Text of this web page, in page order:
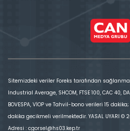
Sitemizdeki veriler Foreks tarafından
Industrial Average, SHCOM, FTSE 100, CAC 40,
BOVESPA, VİOP ve Tahvil-bono verileri 15 dakika;
dakika gecikmeli verilmektedir. YASAL UYARI ©
Adresi : cgorsel@hs03.kep.tr